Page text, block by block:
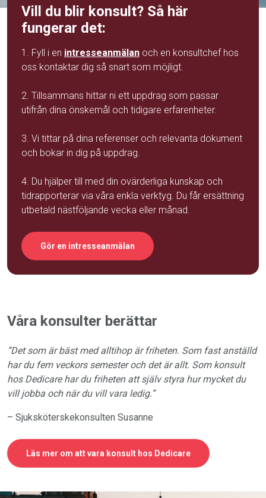
Vill du blir konsult? Så här
fungerar det:
1. Fyll i en intresseanmälan och en konsultchef hos
oss kontaktar dig så snart som möjligt.
2. Tillsammans hittar ni ett uppdrag som passar
utifrån dina önskemål och tidigare erfarenheter.
3. Vi tittar på dina referenser och relevanta dokument
och bokar in dig på uppdrag.
4. Du hjälper till med din ovärderliga kunskap och
tidrapporterar via våra enkla verktyg. Du får ersättning
utbetald nästföljande vecka eller månad.
Gör en intresseanmälan
Våra konsulter berättar
”Det som är bäst med alltihop är friheten. Som fast anställd
har du fem veckors semester och det är allt. Som konsult
hos Dedicare har du friheten att själv styra hur mycket du
vill jobba och när du vill vara ledig.”
– Sjuksköterskekonsulten Susanne
Läs mer om att vara konsult hos Dedicare